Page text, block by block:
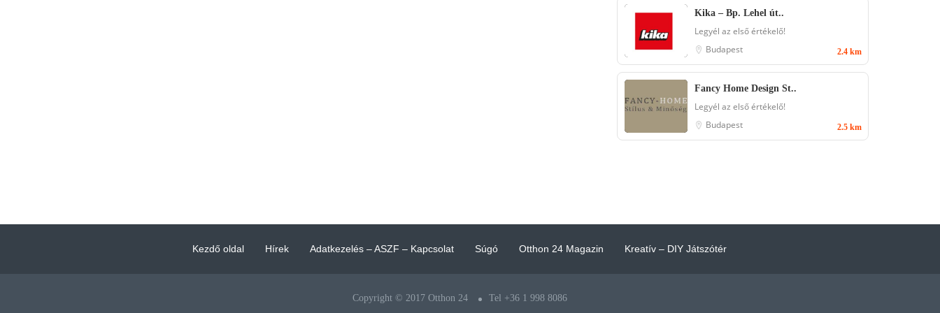
Kika – Bp. Lehel út..
Legyél az első értékelő!
Budapest
2.4 km
Fancy Home Design St..
Legyél az első értékelő!
Budapest
2.5 km
Kezdő oldal Hírek Adatkezelés – ASZF – Kapcsolat Súgó Otthon 24 Magazin Kreatív – DIY Játszótér
Copyright © 2017 Otthon 24 Tel +36 1 998 8086